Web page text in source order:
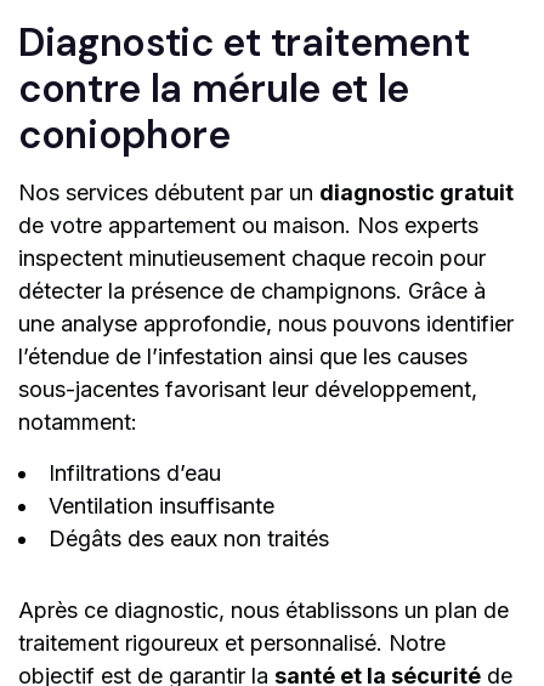
Diagnostic et traitement
contre la mérule et le
coniophore
Nos services débutent par un diagnostic gratuit
de votre appartement ou maison. Nos experts
inspectent minutieusement chaque recoin pour
détecter la présence de champignons. Grâce à
une analyse approfondie, nous pouvons identifier
l’étendue de l’infestation ainsi que les causes
sous-jacentes favorisant leur développement,
notamment:
Infiltrations d’eau
Ventilation insuffisante
Dégâts des eaux non traités
Après ce diagnostic, nous établissons un plan de
traitement rigoureux et personnalisé. Notre
objectif est de garantir la santé et la sécurité de